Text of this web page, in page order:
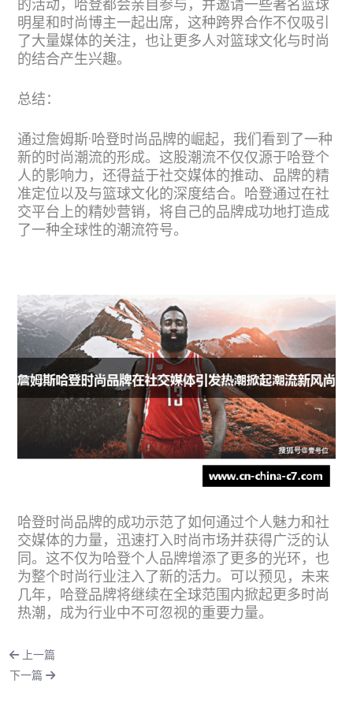
的活动，哈登都会亲自参与，并邀请一些著名篮球
明星和时尚博主一起出席，这种跨界合作不仅吸引
了大量媒体的关注，也让更多人对篮球文化与时尚
的结合产生兴趣。
总结：
通过詹姆斯·哈登时尚品牌的崛起，我们看到了一种
新的时尚潮流的形成。这股潮流不仅仅源于哈登个
人的影响力，还得益于社交媒体的推动、品牌的精
准定位以及与篮球文化的深度结合。哈登通过在社
交平台上的精妙营销，将自己的品牌成功地打造成
了一种全球性的潮流符号。
哈登时尚品牌的成功示范了如何通过个人魅力和社
交媒体的力量，迅速打入时尚市场并获得广泛的认
同。这不仅为哈登个人品牌增添了更多的光环，也
为整个时尚行业注入了新的活力。可以预见，未来
几年，哈登品牌将继续在全球范围内掀起更多时尚
热潮，成为行业中不可忽视的重要力量。
上一篇
下一篇